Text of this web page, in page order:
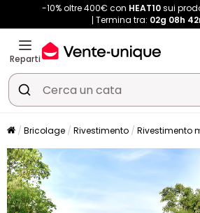
-10% oltre 400€ con HEAT10sui
Termina tra: 02g 08h
Reparti
Bricolage Rivestimento Rivestimento